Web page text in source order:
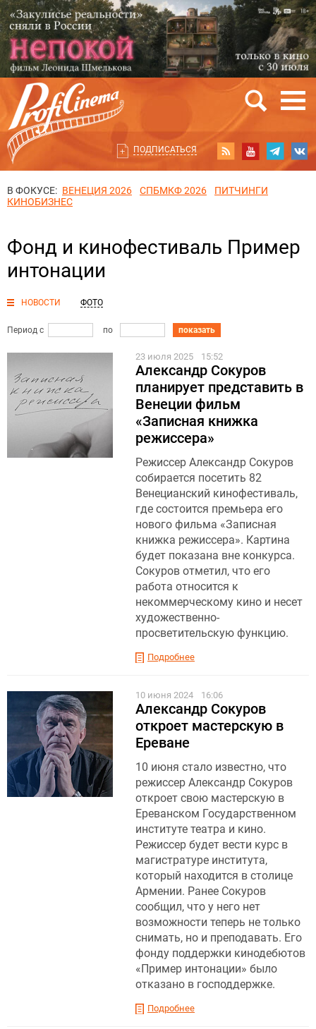
ПОДПИСАТЬСЯ
В ФОКУСЕ: ВЕНЕЦИЯ 2026 СПБМКФ 2026
ПИТЧИНГИ
КИНОБИЗНЕС
Фонд и кинофестиваль Пример
интонации
НОВОСТИ ФОТО
Период с по показать
23 июля 2025 15:52
Александр Сокуров
планирует представить в
Венеции фильм
«Записная книжка
режиссера»
Режиссер Александр Сокуров
собирается посетить 82
Венецианский кинофестиваль,
где состоится премьера его
нового фильма «Записная
книжка режиссера». Картина
будет показана вне конкурса.
Сокуров отметил, что его
работа относится к
некоммерческому кино и несет
художественно-
просветительскую функцию.
Подробнее
10 июня 2024 16:06
Александр Сокуров
откроет мастерскую в
Ереване
10 июня стало известно, что
режиссер Александр Сокуров
откроет свою мастерскую в
Ереванском Государственном
институте театра и кино.
Режиссер будет вести курс в
магистратуре института,
который находится в столице
Армении. Ранее Сокуров
сообщил, что у него нет
возможности теперь не только
снимать, но и преподавать. Его
фонду поддержки кинодебютов
«Пример интонации» было
отказано в господдержке.
Подробнее